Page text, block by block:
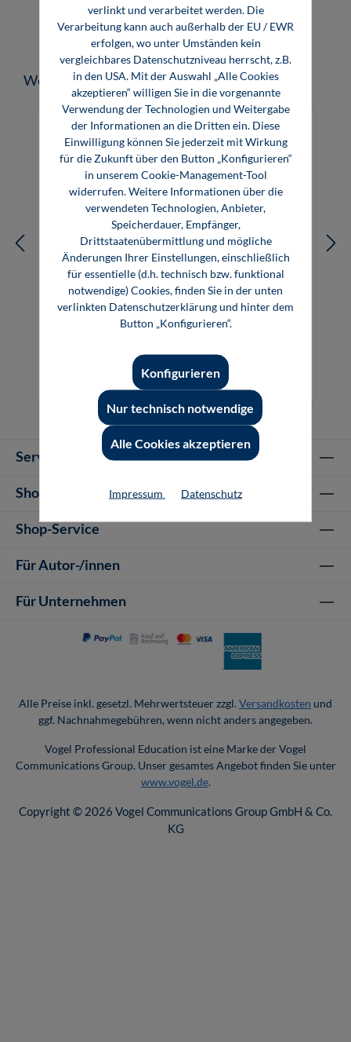
Produktgalerie überspringen
Weitere Medien zum Thema
Elektronik 1: Elektrotechnische
29,80 €*
E-Book (PDF)
Service-Hotline
Shop Informationen
Shop-Service
Für Autor-/innen
Für Unternehmen
Alle Preise inkl. gesetzl. Mehrwertsteuer zzgl. Versandkosten und
ggf. Nachnahmegebühren, wenn nicht anders angegeben.
Vogel Professional Education ist eine Marke der Vogel
Communications Group. Unser gesamtes Angebot finden Sie unter
www.vogel.de.
Copyright © 2026 Vogel Communications Group GmbH & Co.
KG
verlinkt und verarbeitet werden. Die
Verarbeitung kann auch außerhalb der EU / EWR
erfolgen, wo unter Umständen kein
vergleichbares Datenschutzniveau herrscht, z.B.
in den USA. Mit der Auswahl „Alle Cookies
akzeptieren“ willigen Sie in die vorgenannte
Verwendung der Technologien und Weitergabe
der Informationen an die Dritten ein. Diese
Einwilligung können Sie jederzeit mit Wirkung
für die Zukunft über den Button „Konfigurieren“
in unserem Cookie-Management-Tool
widerrufen. Weitere Informationen über die
verwendeten Technologien, Anbieter,
Speicherdauer, Empfänger,
Drittstaatenübermittlung und mögliche
Änderungen Ihrer Einstellungen, einschließlich
für essentielle (d.h. technisch bzw. funktional
notwendige) Cookies, finden Sie in der unten
verlinkten Datenschutzerklärung und hinter dem
Button „Konfigurieren“.
Nur technisch notwendige
Konfigurieren
Alle Cookies akzeptieren
Impressum Datenschutz